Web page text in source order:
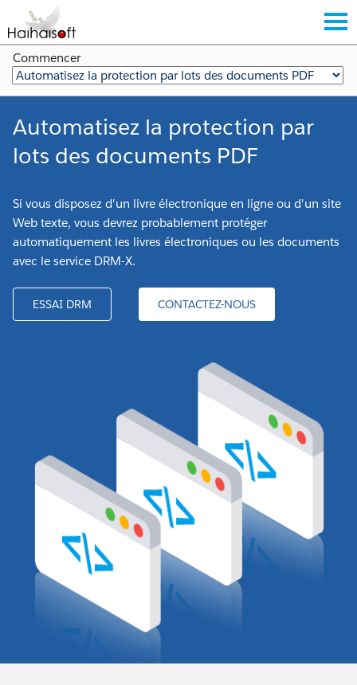
Commencer
Automatisez la protection par
lots des documents PDF
Si vous disposez d'un livre électronique en ligne ou d'un site
Web texte, vous devrez probablement protéger
automatiquement les livres électroniques ou les documents
avec le service DRM-X.
ESSAI DRM CONTACTEZ-NOUS